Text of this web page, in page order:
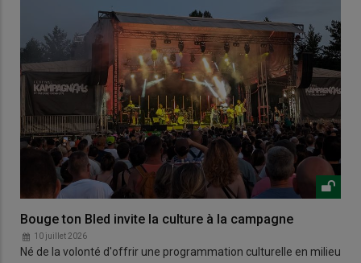
Bouge ton Bled invite la culture à la campagne
10 juillet 2026
Né de la volonté d'offrir une programmation culturelle en milieu